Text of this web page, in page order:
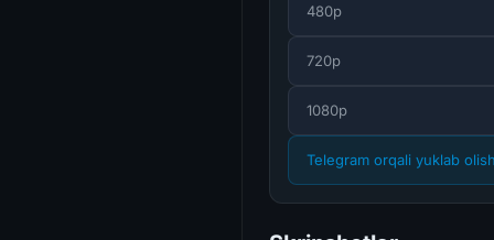
480p
720p
1080p
Telegram orqali yuklab